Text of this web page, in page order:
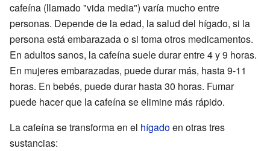
cafeína (llamado "vida media") varía mucho entre
personas. Depende de la edad, la salud del hígado, si la
persona está embarazada o si toma otros medicamentos.
En adultos sanos, la cafeína suele durar entre 4 y 9 horas.
En mujeres embarazadas, puede durar más, hasta 9-11
horas. En bebés, puede durar hasta 30 horas. Fumar
puede hacer que la cafeína se elimine más rápido.
La cafeína se transforma en el hígadoen otras tres
sustancias: